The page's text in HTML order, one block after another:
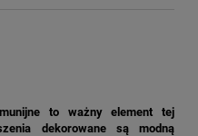
to ważny element tej
dekorowane są modną